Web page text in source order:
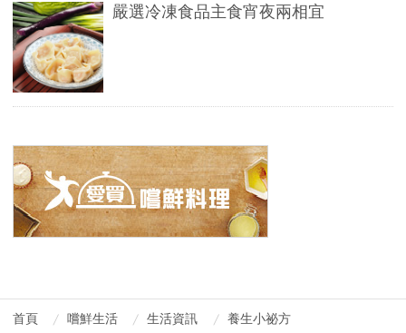
嚴選冷凍食品主食宵夜兩相宜
首頁 嚐鮮生活 生活資訊 養生小祕方